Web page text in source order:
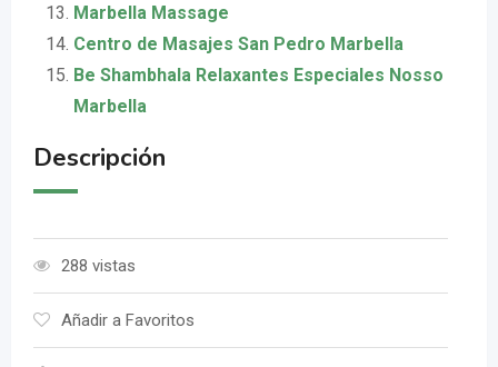
Marbella Massage
Centro de Masajes San Pedro Marbella
Be Shambhala Relaxantes Especiales Nosso
Marbella
Descripción
288 vistas
Añadir a Favoritos